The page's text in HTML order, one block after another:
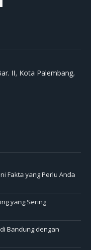
II, Kota Palembang,
Fakta yang Perlu Anda
yang Sering
Bandung dengan